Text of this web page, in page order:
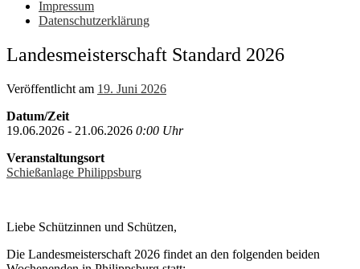
Impressum
Datenschutzerklärung
Landesmeisterschaft Standard 2026
Veröffentlicht am 19. Juni 2026
Datum/Zeit
19.06.2026 - 21.06.2026 0:00 Uhr
Veranstaltungsort
Schießanlage Philippsburg
Liebe Schützinnen und Schützen,
Die Landesmeisterschaft 2026 findet an den folgenden beiden